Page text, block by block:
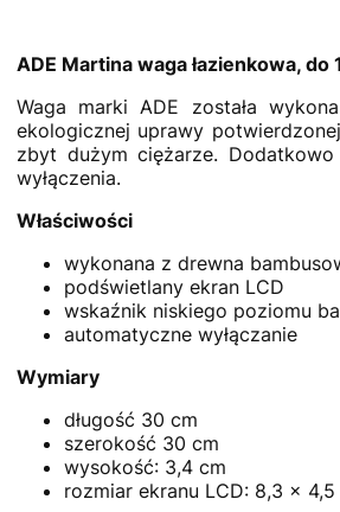
ADE Martina waga łazienkowa, do
Waga marki ADE została
ekologicznej uprawy
zbyt dużym ciężarze.
wyłączenia.
Właściwości
wykonana z drewna
podświetlany ekran LCD
wskaźnik niskiego poziomu
automatyczne wyłączanie
Wymiary
długość 30 cm
szerokość 30 cm
wysokość: 3,4 cm
rozmiar ekranu LCD: 8,3 × 4,5